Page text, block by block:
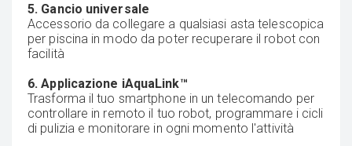
5. Gancio universale
Accessorio da collegare a qualsiasi asta telescopica
per piscina in modo da poter recuperare il robot con
facilità
6. Applicazione iAquaLink™
Trasforma il tuo smartphone in un telecomando per
controllare in remoto il tuo robot, programmare i cicli
di pulizia e monitorare in ogni momento l'attività